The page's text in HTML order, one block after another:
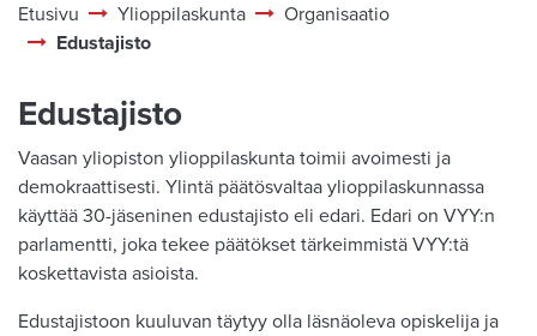
Etusivu Ylioppilaskunta
Organisaatio
Edustajisto
Edustajisto
Vaasan yliopiston ylioppilaskunta toimii avoimesti ja
demokraattisesti. Ylintä päätösvaltaa ylioppilaskunnassa
käyttää 30-jäseninen edustajisto eli edari. Edari on VYY:n
parlamentti, joka tekee päätökset tärkeimmistä VYY:tä
koskettavista asioista.
Edustajistoon kuuluvan täytyy olla läsnäoleva opiskelija ja